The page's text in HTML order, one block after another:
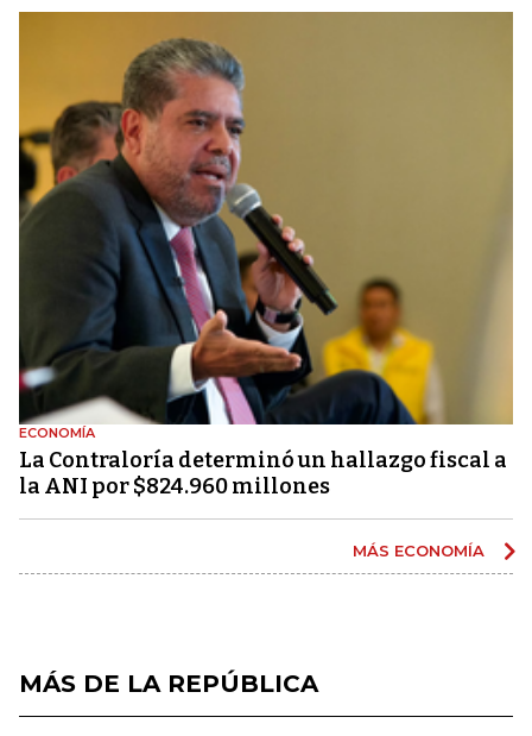
ECONOMÍA
La Contraloría determinó un hallazgo fiscal a
la ANI por $824.960 millones
MÁS ECONOMÍA
MÁS DE LA REPÚBLICA